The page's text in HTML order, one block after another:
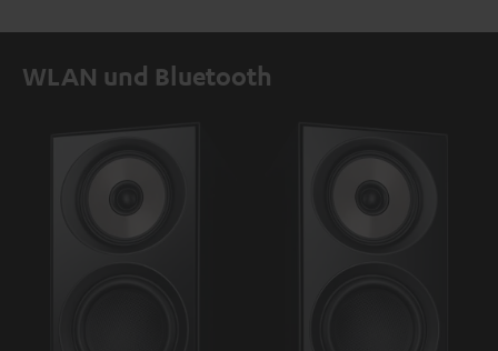
WLAN und Bluetooth